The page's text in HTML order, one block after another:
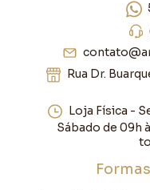
Rua Dr.
Loja Física -
Sábado de 09h